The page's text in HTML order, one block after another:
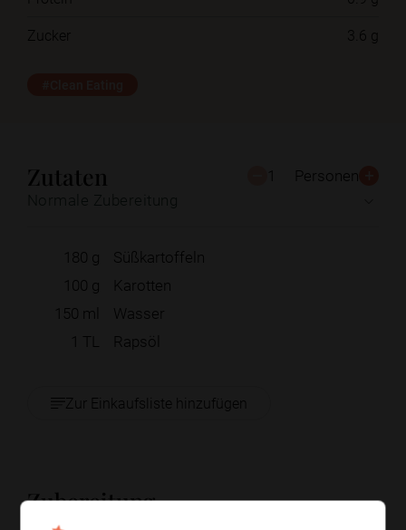
Zucker
3.6 g
Zutaten 1
Personen
180 g
Süßkartoffeln
100 g
Karotten
150 ml
Wasser
1 TL Rapsöl
Zur Einkaufsliste hinzufügen
Zubereitung